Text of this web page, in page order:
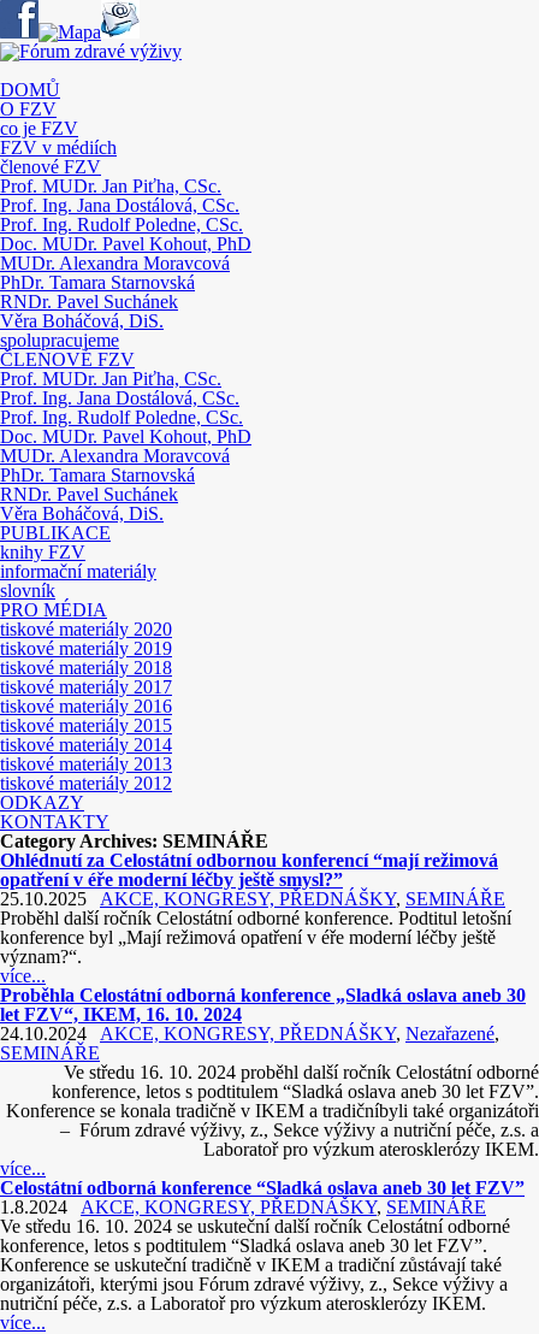
DOMŮ
O FZV
co je FZV
FZV v médiích
členové FZV
Prof. MUDr. Jan Piťha, CSc.
Prof. Ing. Jana Dostálová, CSc.
Prof. Ing. Rudolf Poledne, CSc.
Doc. MUDr. Pavel Kohout, PhD
MUDr. Alexandra Moravcová
PhDr. Tamara Starnovská
RNDr. Pavel Suchánek
Věra Boháčová, DiS.
spolupracujeme
ČLENOVÉ FZV
Prof. MUDr. Jan Piťha, CSc.
Prof. Ing. Jana Dostálová, CSc.
Prof. Ing. Rudolf Poledne, CSc.
Doc. MUDr. Pavel Kohout, PhD
MUDr. Alexandra Moravcová
PhDr. Tamara Starnovská
RNDr. Pavel Suchánek
Věra Boháčová, DiS.
PUBLIKACE
knihy FZV
informační materiály
slovník
PRO MÉDIA
tiskové materiály 2020
tiskové materiály 2019
tiskové materiály 2018
tiskové materiály 2017
tiskové materiály 2016
tiskové materiály 2015
tiskové materiály 2014
tiskové materiály 2013
tiskové materiály 2012
ODKAZY
KONTAKTY
Category Archives: SEMINÁŘE
Ohlédnutí za Celostátní odbornou konferencí “mají režimová
opatření v éře moderní léčby ještě smysl?”
25.10.2025
AKCE, KONGRESY, PŘEDNÁŠKY, SEMINÁŘE
Proběhl další ročník Celostátní odborné konference. Podtitul letošní
konference byl „Mají režimová opatření v éře moderní léčby ještě
význam?“.
více...
Proběhla Celostátní odborná konference „Sladká oslava aneb 30
let FZV“, IKEM, 16. 10. 2024
24.10.2024
AKCE, KONGRESY, PŘEDNÁŠKY, Nezařazené,
SEMINÁŘE
Ve středu 16. 10. 2024 proběhl další ročník Celostátní odborné
konference, letos s podtitulem “Sladká oslava aneb 30 let FZV”.
Konference se konala tradičně v IKEM a tradičníbyli také organizátoři
– Fórum zdravé výživy, z., Sekce výživy a nutriční péče, z.s. a
Laboratoř pro výzkum aterosklerózy IKEM.
více...
Celostátní odborná konference “Sladká oslava aneb 30 let FZV”
1.8.2024
AKCE, KONGRESY, PŘEDNÁŠKY, SEMINÁŘE
Ve středu 16. 10. 2024 se uskuteční další ročník Celostátní odborné
konference, letos s podtitulem “Sladká oslava aneb 30 let FZV”.
Konference se uskuteční tradičně v IKEM a tradiční zůstávají také
organizátoři, kterými jsou Fórum zdravé výživy, z., Sekce výživy a
nutriční péče, z.s. a Laboratoř pro výzkum aterosklerózy IKEM.
více...